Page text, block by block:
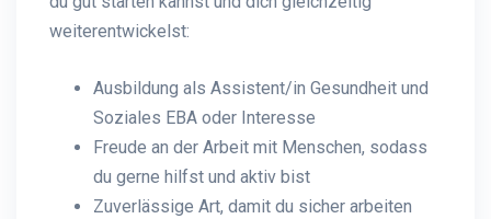
weiterentwickelst:
Ausbildung als Assistent/in Gesundheit und
Soziales EBA oder Interesse
Freude an der Arbeit mit Menschen, sodass
du gerne hilfst und aktiv bist
Zuverlässige Art, damit du sicher arbeiten